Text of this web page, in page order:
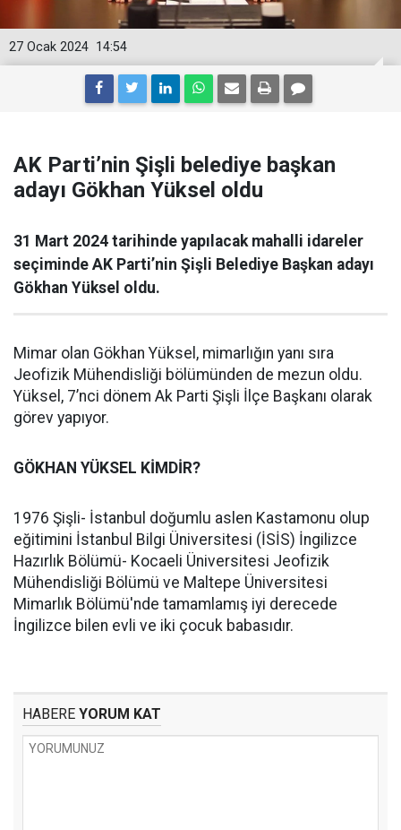
14:54
27 Ocak 2024
AK Parti’nin Şişli belediye başkan
adayı Gökhan Yüksel oldu
31 Mart 2024 tarihinde yapılacak mahalli idareler
seçiminde AK Parti’nin Şişli Belediye Başkan adayı
Gökhan Yüksel oldu.
Mimar olan Gökhan Yüksel, mimarlığın yanı sıra
Jeofizik Mühendisliği bölümünden de mezun oldu.
Yüksel, 7’nci dönem Ak Parti Şişli İlçe Başkanı olarak
görev yapıyor.
GÖKHAN YÜKSEL KİMDİR?
1976 Şişli- İstanbul doğumlu aslen Kastamonu olup
eğitimini İstanbul Bilgi Üniversitesi (İSİS) İngilizce
Hazırlık Bölümü- Kocaeli Üniversitesi Jeofizik
Mühendisliği Bölümü ve Maltepe Üniversitesi
Mimarlık Bölümü'nde tamamlamış iyi derecede
İngilizce bilen evli ve iki çocuk babasıdır.
HABERE YORUM KAT